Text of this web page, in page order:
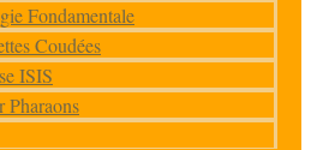
Fondamentale
Coudées
ISIS
Pharaons